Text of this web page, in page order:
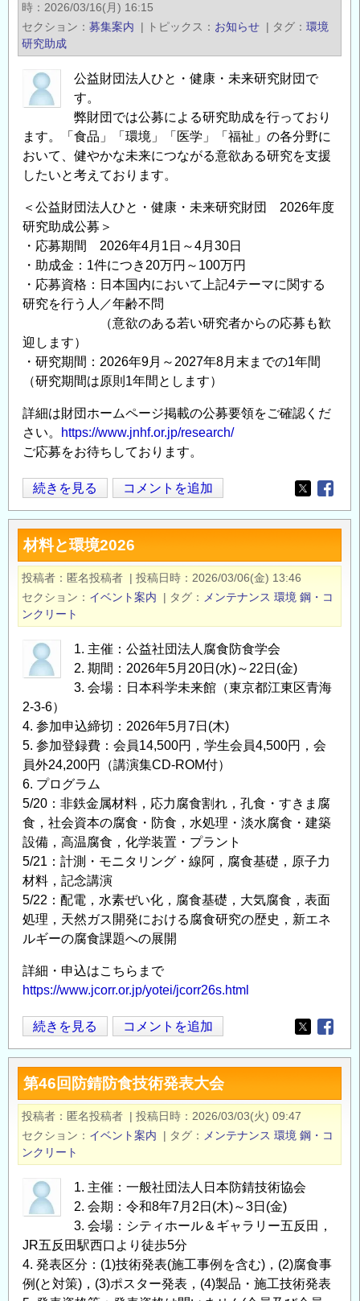
彰、
支
援
し
ま
～
の
ラ
ム
候
と
社
会
変
化
を
迎
え
る
国
土
の
来
を
う
え
る
か」
の
時
2026/03/16(月) 16:15
セクション
募集案内 | トピックス お知らせ | タグ
環境
研究助成
公益財団法人ひと・健康・未来研究財団で
す。
弊財団では公募による研究助成を行っており
ます。「食品」「環境」「医学」「福祉」の各分野に
おいて、健やかな未来につながる意欲ある研究を支援
したいと考えております。
＜公益財団法人ひと・健康・未来研究財団 2026年度
研究助成公募＞
・応募期間 2026年4月1日～4月30日
・助成金：1件につき20万円～100万円
・応募資格：日本国内において上記4テーマに関する
研究を行う人／年齢不問
（意欲のある若い研究者からの応募も歓
迎します）
・研究期間：2026年9月～2027年8月末までの1年間
（研究期間は原則1年間とします）
詳細は財団ホームページ掲載の公募要領をご確認くだ
さい。
https://www.jnhf.or.jp/research/
ご応募をお待ちしております。
2026
年
度
研
究
成
公
募
の
案
内
の
続きを見る コメントを追加
Opens in
材料と環境2026
投稿者 匿名投稿者 | 投稿日時
2026/03/06(金) 13:46
セクション
イベント案内 | タグ メンテナンス 環境 鋼・コ
ンクリート
1. 主催：公益社団法人腐食防食学会
2. 期間：2026年5月20日(水)～22日(金)
3. 会場：日本科学未来館（東京都江東区青海
2-3-6）
4. 参加申込締切：2026年5月7日(木)
5. 参加登録費：会員14,500円，学生会員4,500円，会
員外24,200円（講演集CD-ROM付）
6. プログラム
5/20：非鉄金属材料，応力腐食割れ，孔食・すきま腐
食，社会資本の腐食・防食，水処理・淡水腐食・建築
設備，高温腐食，化学装置・プラント
5/21：計測・モニタリング・線阿，腐食基礎，原子力
材料，記念講演
5/22：配電，水素ぜい化，腐食基礎，大気腐食，表面
処理，天然ガス開発における腐食研究の歴史，新エネ
ルギーの腐食課題への展開
詳細・申込はこちらまで
https://www.jcorr.or.jp/yotei/jcorr26s.html
材
料
と
環
境
の
続きを見る コメントを追加
Opens in
第46回防錆防食技術発表大会
投稿者 匿名投稿者 | 投稿日時
2026/03/03(火) 09:47
セクション
イベント案内 | タグ メンテナンス 環境 鋼・コ
ンクリート
1. 主催：一般社団法人日本防錆技術協会
2. 会期：令和8年7月2日(木)～3日(金)
3. 会場：シティホール＆ギャラリー五反田，
JR五反田駅西口より徒歩5分
4. 発表区分：(1)技術発表(施工事例を含む)，(2)腐食事
例(と対策)，(3)ポスター発表，(4)製品・施工技術発表